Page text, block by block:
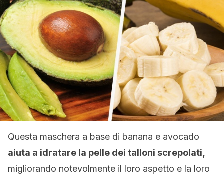
Questa maschera a base di banana e avocado
aiuta a idratare la pelle dei talloni screpolati,
migliorando notevolmente il loro aspetto e la loro